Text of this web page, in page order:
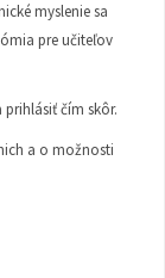
myslenie sa
pre učiteľov
čím skôr.
a o možnosti